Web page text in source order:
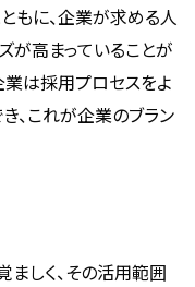
もに、企業が求める人
高まっていることが
業は採用プロセスをよ
、これが企業のブラン
しく、その活用範囲